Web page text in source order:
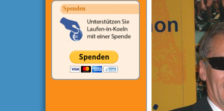
Spenden